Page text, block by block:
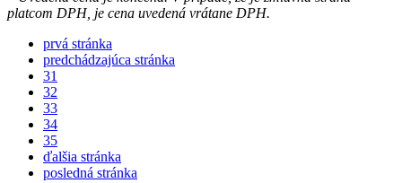
platcom DPH, je cena uvedená vrátane DPH.
prvá stránka
predchádzajúca stránka
31
32
33
34
35
ďalšia stránka
posledná stránka